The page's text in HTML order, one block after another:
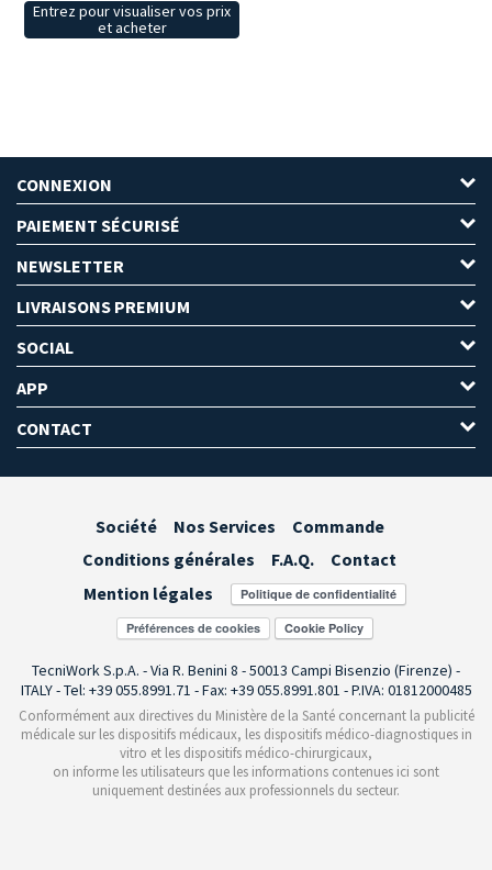
Entrez pour visualiser vos prix
et acheter
CONNEXION
PAIEMENT SÉCURISÉ
NEWSLETTER
LIVRAISONS PREMIUM
SOCIAL
APP
CONTACT
Société Nos Services
Commande
Conditions générales
F.A.Q.
Contact
Mention légales
Préférences de cookies
TecniWork S.p.A. - Via R. Benini 8 - 50013 Campi Bisenzio (Firenze) -
ITALY - Tel: +39 055.8991.71 - Fax: +39 055.8991.801 - P.IVA: 01812000485
Conformément aux directives du Ministère de la Santé concernant la publicité
médicale sur les dispositifs médicaux, les dispositifs médico-diagnostiques in
vitro et les dispositifs médico-chirurgicaux,
on informe les utilisateurs que les informations contenues ici sont
uniquement destinées aux professionnels du secteur.